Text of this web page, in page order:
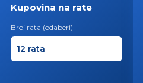
Kupovina na rate
Broj rata (odaberi)